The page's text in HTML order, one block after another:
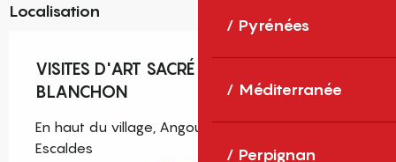
Pyrénées
Méditerranée
Perpignan
Localisation
VISITES D'ART SACRÉ DE JEAN-LOUIS
BLANCHON
En haut du village, Angoustrine-Villeneuve-des-
Escaldes